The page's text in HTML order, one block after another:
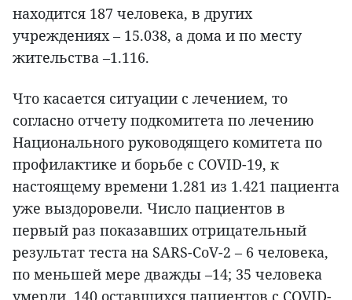
находится 187 человека, в других
учреждениях – 15.038, а дома и по месту
жительства –1.116.
Что касается ситуации с лечением, то
согласно отчету подкомитета по лечению
Национального руководящего комитета по
профилактике и борьбе с COVID-19, к
настоящему времени 1.281 из 1.421 пациента
уже выздоровели. Число пациентов в
первый раз показавших отрицательный
результат теста на SARS-CoV-2 – 6 человека,
по меньшей мере дважды –14; 35 человека
умерли. 140 оставшихся пациентов с COVID-